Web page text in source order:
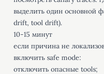
выделить один основной
drift, tool drift).
10-15 минут
если причина не
включить safe mode:
отключить опасные tools;